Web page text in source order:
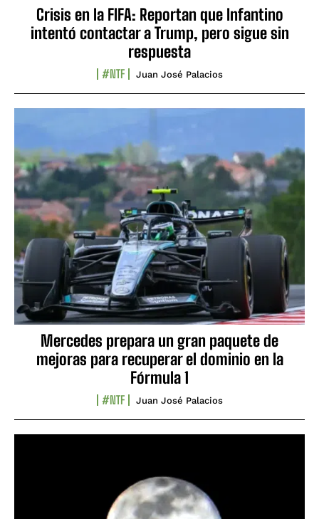
Crisis en la FIFA: Reportan que Infantino
intentó contactar a Trump, pero sigue sin
respuesta
#NTF Juan José Palacios
Mercedes prepara un gran paquete de
mejoras para recuperar el dominio en la
Fórmula 1
#NTF Juan José Palacios